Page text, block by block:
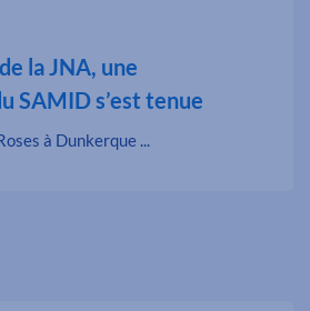
la JNA, une
SAMID s’est tenue
à Dunkerque ...